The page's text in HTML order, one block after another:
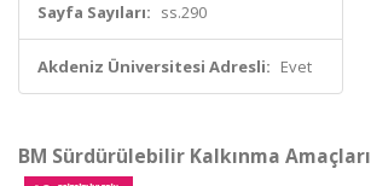
Sayfa Sayıları: ss.290
Akdeniz Üniversitesi Adresli: Evet
BM Sürdürülebilir Kalkınma Amaçları